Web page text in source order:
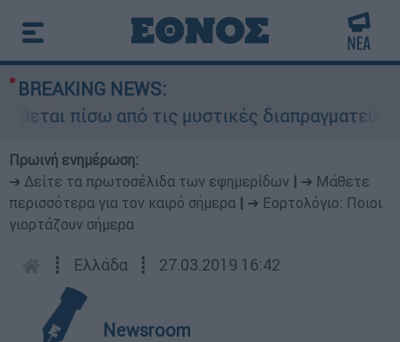
BREAKING NEWS:
πίσω από τις μυστικές διαπραγματεύσεις
Πρωινή ενημέρωση:
➔ Δείτε τα πρωτοσέλιδα των εφημερίδων
➔ Μάθετε
περισσότερα για τον καιρό σήμερα
➔ Εορτολόγιο: Ποιοι
γιορτάζουν σήμερα
┋ Ελλάδα ┋ 27.03.2019 16:42
Newsroom